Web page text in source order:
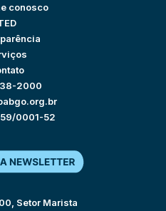
conosco
2000
0001-52
Setor Marista